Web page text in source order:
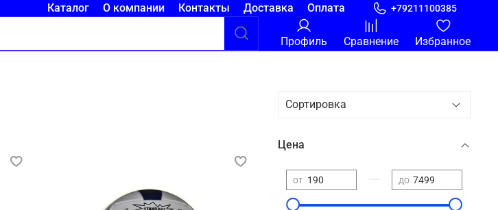
Каталог О компании Контакты Доставка Оплата +79211100385
Профиль Сравнение Избранное
Цена
от до